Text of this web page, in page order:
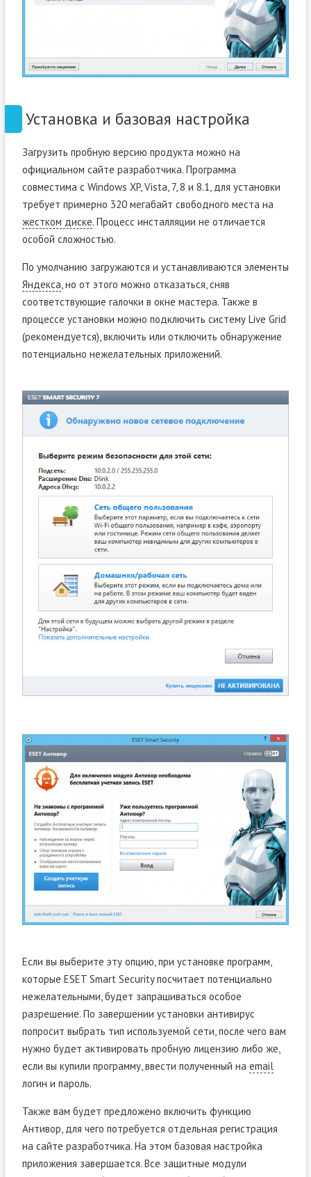
Установка и базовая настройка
Загрузить пробную версию продукта можно на
официальном сайте разработчика. Программа
совместима с Windows XP, Vista, 7, 8 и 8.1, для установки
требует примерно 320 мегабайт свободного места на
жестком диске. Процесс инсталляции не отличается
особой сложностью.
По умолчанию загружаются и устанавливаются элементы
Яндекса , но от этого можно отказаться, сняв
соответствующие галочки в окне мастера. Также в
процессе установки можно подключить систему Live Grid
(рекомендуется), включить или отключить обнаружение
потенциально нежелательных приложений.
Если вы выберите эту опцию, при установке программ,
которые ESET Smart Security посчитает потенциально
нежелательными, будет запрашиваться особое
разрешение. По завершении установки антивирус
попросит выбрать тип используемой сети, после чего вам
нужно будет активировать пробную лицензию либо же,
если вы купили программу, ввести полученный на email
логин и пароль.
Также вам будет предложено включить функцию
Антивор, для чего потребуется отдельная регистрация
на сайте разработчика. На этом базовая настройка
приложения завершается. Все защитные модули